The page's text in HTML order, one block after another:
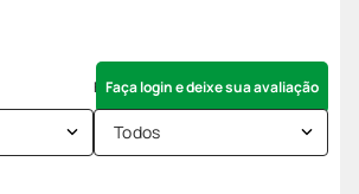
Faça login e deixe sua avaliação
Todos